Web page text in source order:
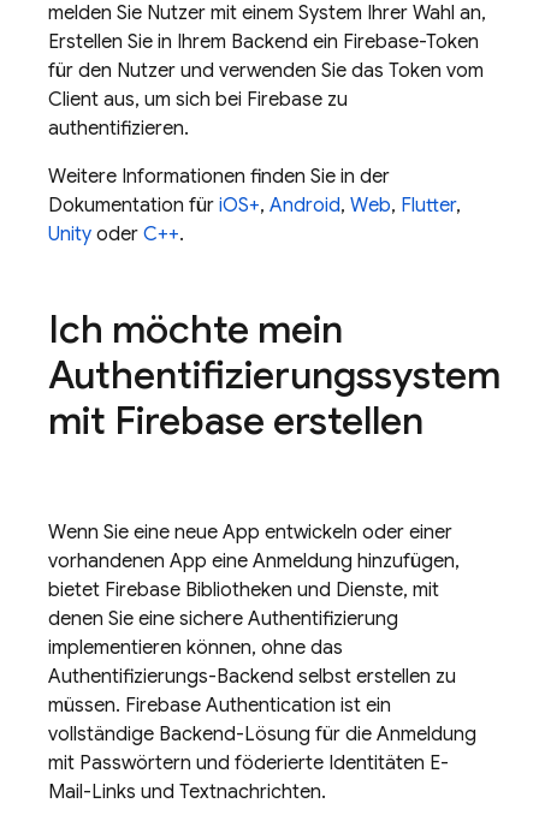
melden Sie Nutzer mit einem System Ihrer Wahl an,
Erstellen Sie in Ihrem Backend ein Firebase-Token
für den Nutzer und verwenden Sie das Token vom
Client aus, um sich bei Firebase zu
authentifizieren.
Weitere Informationen finden Sie in der
Dokumentation für iOS+, Android, Web, Flutter,
Unity oder C++.
Ich möchte mein
Authentifizierungssystem
mit Firebase erstellen
Wenn Sie eine neue App entwickeln oder einer
vorhandenen App eine Anmeldung hinzufügen,
bietet Firebase Bibliotheken und Dienste, mit
denen Sie eine sichere Authentifizierung
implementieren können, ohne das
Authentifizierungs-Backend selbst erstellen zu
müssen. Firebase Authentication ist ein
vollständige Backend-Lösung für die Anmeldung
mit Passwörtern und föderierte Identitäten E-
Mail-Links und Textnachrichten.